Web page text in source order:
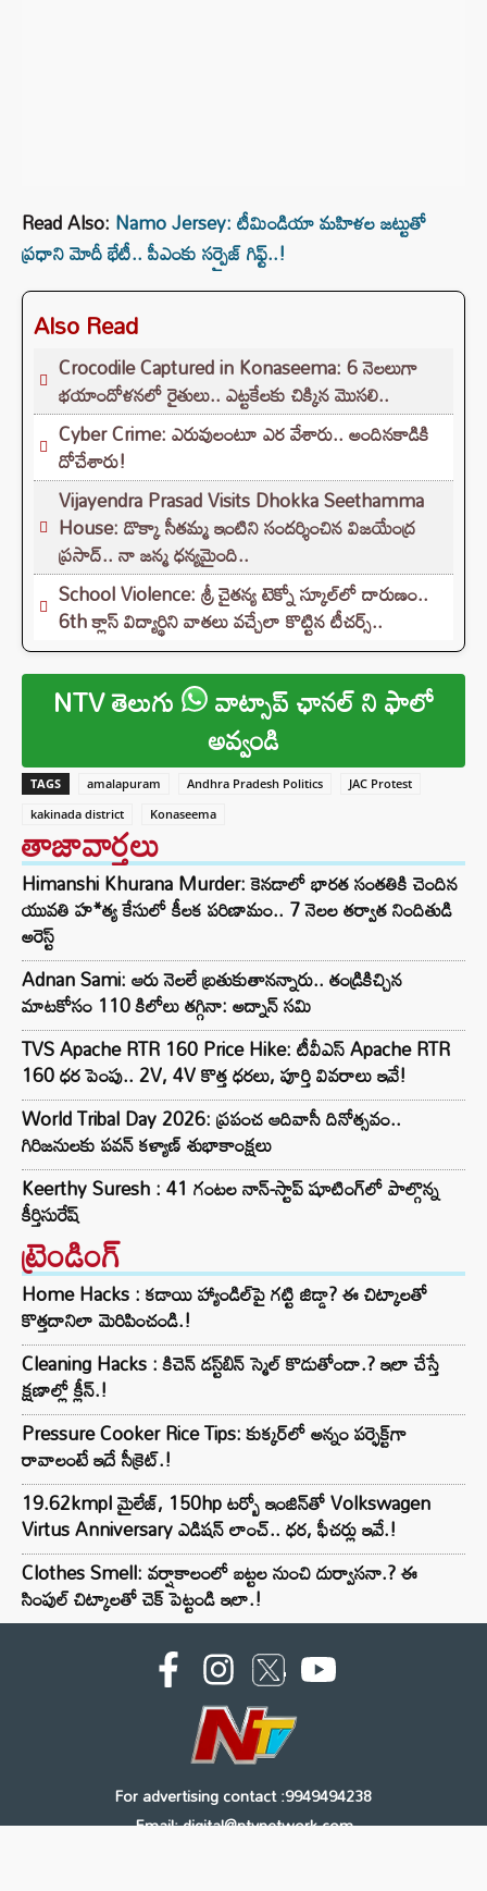
Read Also: Namo Jersey: టీమిండియా మహిళల జట్టుతో
ప్రధాని మోదీ భేటీ.. పీఎంకు సర్ప్రైజ్ గిఫ్ట్..!
Also Read
Crocodile Captured in Konaseema: 6 నెలలుగా
భయాందోళనలో రైతులు.. ఎట్టకేలకు చిక్కిన మొసలి..
Cyber Crime: ఎరువులంటూ ఎర వేశారు.. అందినకాడికి
దోచేశారు!
Vijayendra Prasad Visits Dhokka Seethamma
House: డొక్కా సీతమ్మ ఇంటిని సందర్శించిన విజయేంద్ర
ప్రసాద్.. నా జన్మ ధన్యమైంది..
School Violence: శ్రీ చైతన్య టెక్నో స్కూల్‌లో దారుణం..
6th క్లాస్ విద్యార్థిని వాతలు వచ్చేలా కొట్టిన టీచర్స్..
NTV తెలుగు వాట్సాప్ ఛానల్ ని ఫాలో
అవ్వండి
TAGS amalapuram Andhra Pradesh Politics
JAC Protest
kakinada district
Konaseema
తాజావార్తలు
Himanshi Khurana Murder: కెనడాలో భారత సంతతికి చెందిన
యువతి హ*త్య కేసులో కీలక పరిణామం.. 7 నెలల తర్వాత నిందితుడి
అరెస్ట్
Adnan Sami: ఆరు నెలలే బ్రతుకుతానన్నారు.. తండ్రికిచ్చిన
మాటకోసం 110 కిలోలు తగ్గినా: అద్నాన్ సమి
TVS Apache RTR 160 Price Hike: టీవీఎస్ Apache RTR
160 ధర పెంపు.. 2V, 4V కొత్త ధరలు, పూర్తి వివరాలు ఇవే!
World Tribal Day 2026: ప్రపంచ ఆదివాసీ దినోత్సవం..
గిరిజనులకు పవన్ కళ్యాణ్ శుభాకాంక్షలు
Keerthy Suresh : 41 గంటల నాన్-స్టాప్ షూటింగ్‌లో పాల్గొన్న
కీర్తిసురేష్‌
ట్రెండింగ్‌
Home Hacks : కడాయి హ్యాండిల్‌పై గట్టి జిడ్డా? ఈ చిట్కాలతో
కొత్తదానిలా మెరిపించండి.!
Cleaning Hacks : కిచెన్ డస్ట్‌బిన్ స్మెల్ కొడుతోందా.? ఇలా చేస్తే
క్షణాల్లో క్లీన్.!
Pressure Cooker Rice Tips: కుక్కర్‌లో అన్నం పర్ఫెక్ట్‌గా
రావాలంటే ఇదే సీక్రెట్.!
19.62kmpl మైలేజ్, 150hp టర్బో ఇంజిన్‌తో Volkswagen
Virtus Anniversary ఎడిషన్ లాంచ్.. ధర, ఫీచర్లు ఇవే.!
Clothes Smell: వర్షాకాలంలో బట్టల నుంచి దుర్వాసనా.? ఈ
సింపుల్ చిట్కాలతో చెక్ పెట్టండి ఇలా.!
For advertising contact :9949494238
Email: digital@ntvnetwork.com